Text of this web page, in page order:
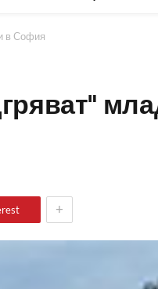
в София
+